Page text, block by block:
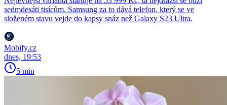
sedmdesáti tisícům. Samsung za to dává telefon, který se ve
složeném stavu vejde do kapsy snáz než Galaxy S23 Ultra.
Mobify.cz
dnes, 19:53
5 min